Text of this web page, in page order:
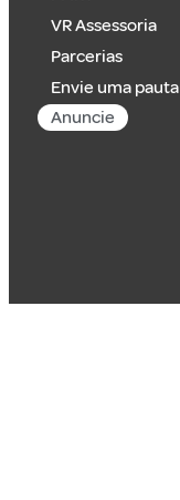
VR Assessoria
Parcerias
Envie uma pauta
Anuncie